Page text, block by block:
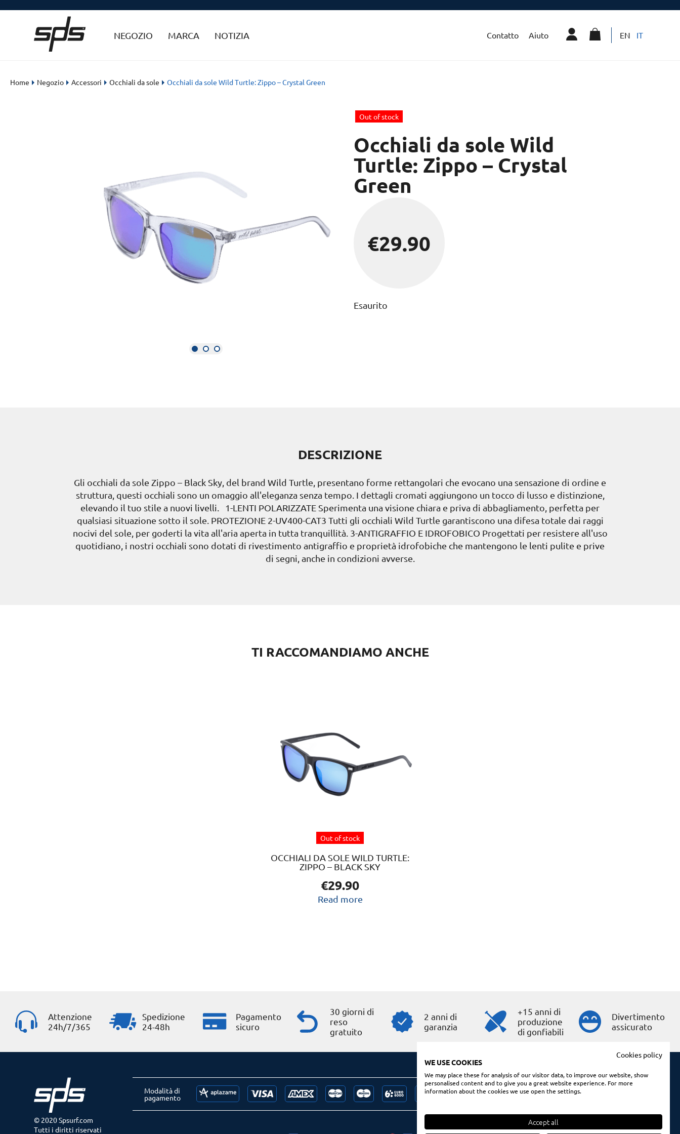
NEGOZIO MARCA NOTIZIA Contatto Aiuto EN IT
Home Negozio Accessori Occhiali da sole Occhiali da sole Wild Turtle: Zippo – Crystal Green
Out of stock
Occhiali da sole Wild
Turtle: Zippo – Crystal
Green
€29.90
Esaurito
DESCRIZIONE
Gli occhiali da sole Zippo – Black Sky, del brand Wild Turtle, presentano forme rettangolari che evocano una sensazione di ordine e
struttura, questi occhiali sono un omaggio all'eleganza senza tempo. I dettagli cromati aggiungono un tocco di lusso e distinzione,
elevando il tuo stile a nuovi livelli. 1-LENTI POLARIZZATE Sperimenta una visione chiara e priva di abbagliamento, perfetta per
qualsiasi situazione sotto il sole. PROTEZIONE 2-UV400-CAT3 Tutti gli occhiali Wild Turtle garantiscono una difesa totale dai raggi
nocivi del sole, per goderti la vita all'aria aperta in tutta tranquillità. 3-ANTIGRAFFIO E IDROFOBICO Progettati per resistere all'uso
quotidiano, i nostri occhiali sono dotati di rivestimento antigraffio e proprietà idrofobiche che mantengono le lenti pulite e prive
di segni, anche in condizioni avverse.
TI RACCOMANDIAMO ANCHE
Out of stock
OCCHIALI DA SOLE WILD TURTLE:
ZIPPO – BLACK SKY
€29.90
Read more
Attenzione
24h/7/365
Spedizione
24-48h
Pagamento
sicuro
30 giorni di
reso
gratuito
2 anni di
garanzia
+15 anni di
produzione
di gonfiabili
Divertimento
assicurato
© 2020 Spsurf.com
Tutti i diritti riservati
Modalità di
pagamento
Condizioni di acquisto
Cookies policy
WE USE COOKIES
We may place these for analysis of our visitor data, to improve our website, show
personalised content and to give you a great website experience. For more
information about the cookies we use open the settings.
Accept all